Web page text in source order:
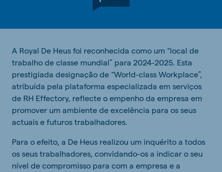
A Royal De Heus foi reconhecida como um “local de
trabalho de classe mundial” para 2024-2025. Esta
prestigiada designação de “World-class Workplace”,
atribuída pela plataforma especializada em serviços
de RH Effectory, reflecte o empenho da empresa em
promover um ambiente de excelência para os seus
actuais e futuros trabalhadores.
Para o efeito, a De Heus realizou um inquérito a todos
os seus trabalhadores, convidando-os a indicar o seu
nível de compromisso para com a empresa e a